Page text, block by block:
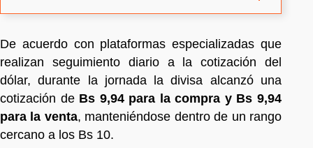
De acuerdo con plataformas especializadas que
realizan seguimiento diario a la cotización del
dólar, durante la jornada la divisa alcanzó una
cotización deBs 9,94 para la compra y Bs 9,94
para la venta, manteniéndose dentro de un rango
cercano a los Bs 10.